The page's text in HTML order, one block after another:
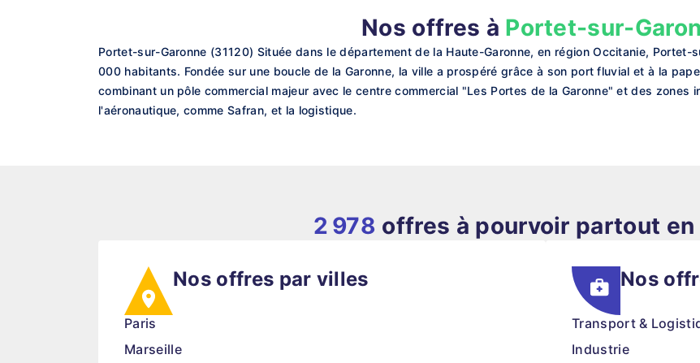
Nos offres à Portet-sur-
Portet-sur-Garonne (31120) Située dans le département de la Haute-Garonne, en région Occitanie,
000 habitants. Fondée sur une boucle de la Garonne, la ville a prospéré grâce à son port fluvial et à la
combinant un pôle commercial majeur avec le centre commercial "Les Portes de la Garonne" et des
l'aéronautique, comme Safran, et la logistique.
2 978 offres à pourvoir partout en
Nos offres par villes
Paris
Marseille
Nos
Transport &
Industrie